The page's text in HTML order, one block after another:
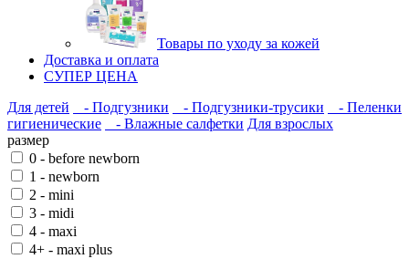
Товары по уходу за кожей
Доставка и оплата
СУПЕР ЦЕНА
Для детей
- Подгузники - Подгузники-трусики
- Пеленки
гигиенические
- Влажные салфетки Для взрослых
размер
0 - before newborn
1 - newborn
2 - mini
3 - midi
4 - maxi
4+ - maxi plus